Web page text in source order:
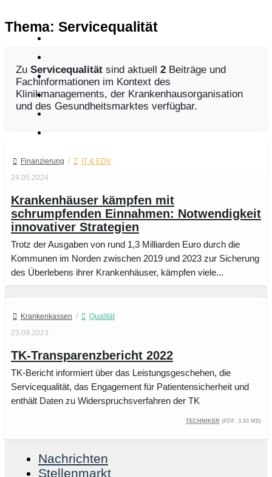
Thema: Servicequalität
Zu Servicequalität sind aktuell 2 Beiträge und
Fachinformationen im Kontext des
Klinikmanagements, der Krankenhausorganisation
und des Gesundheitsmarktes verfügbar.
Finanzierung /
IT & EDV
24.05.2024
Krankenhäuser kämpfen mit
schrumpfenden Einnahmen: Notwendigkeit
innovativer Strategien
Trotz der Ausgaben von rund 1,3 Milliarden Euro durch die
Kommunen im Norden zwischen 2019 und 2023 zur Sicherung
des Überlebens ihrer Krankenhäuser, kämpfen viele...
Krankenkassen /
Qualität
23.09.2023
TK-Trans­pa­renz­be­richt 2022
TK-Bericht informiert über das Leistungsgeschehen, die
Servicequalität, das Engagement für Patientensicherheit und
enthält Daten zu Widerspruchsverfahren der TK
Techniker (PDF, 3.93 MB)
Nachrichten
Stellenmarkt